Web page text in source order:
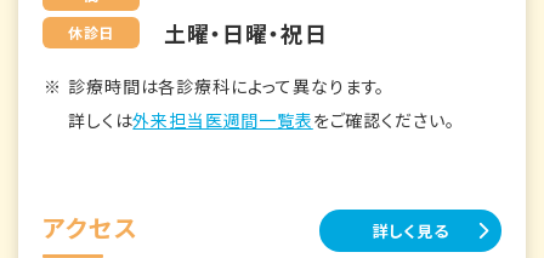
休診日 土曜・日曜・祝日
診療時間は各診療科によって異なります。
詳しくは外来担当医週間一覧表をご確認ください。
アクセス 詳しく見る